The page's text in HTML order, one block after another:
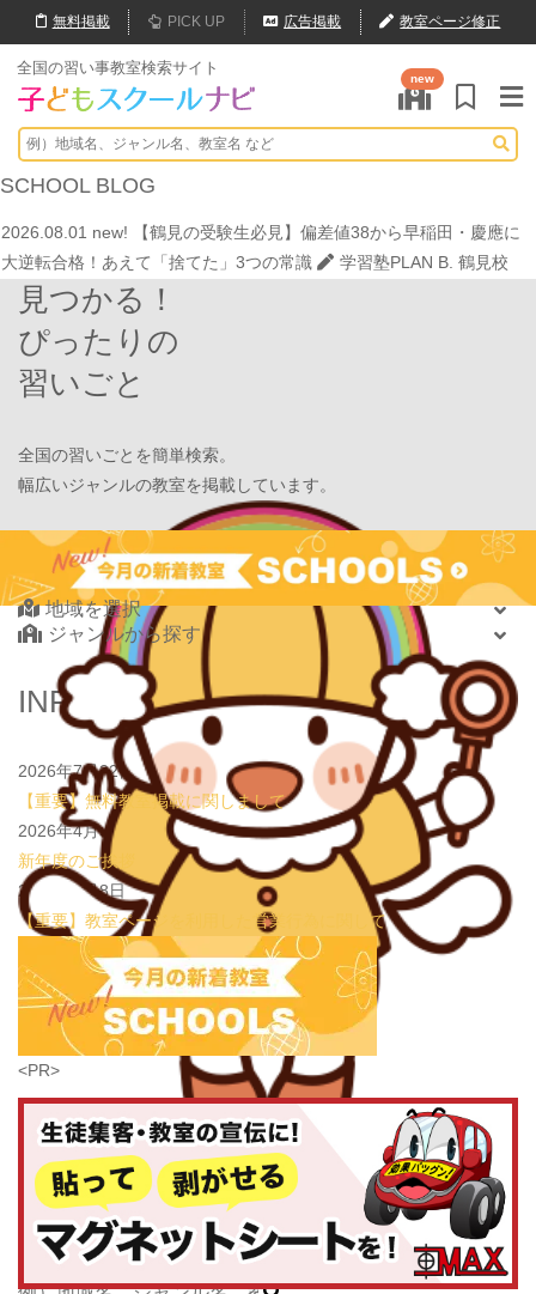
無料掲載 PICK UP 広告掲載 教室ページ修正
全国の習い事教室検索サイト
new
SCHOOL BLOG
2026.07.20 【オンライン開催】夏休みの作文・日記お助け講座
表
現教室そうぞう
2026.08.01 new!
【鶴見の受験生必見】偏差値38から早稲田・慶應に
大逆転合格！あえて「捨てた」3つの常識
学習塾PLAN B. 鶴見校
2026.08.01 new! 心を育てる時間は今！1歳2歳
2026.07.29
new! 【第24回ファミリードーム杯小学生軟式野球大会】
JPCスポーツ教室 山形店
2026.07.22 情操教育ってつまり何？
現教室そうぞう
2026.08.01 new! 8月末開催【東京三鷹】光る衣装づくり＆ゾンビダン
スでハロウィンを楽しもう👻
表現教室そうぞう
2026.08.01
new!
【鶴見の受験生必見】偏差値38から早稲田・慶應に
大逆転合格！あえて「捨てた」3つの常識
学習塾PLAN B. 鶴見校
2026.08.01 new! 心を育てる時間は今！1歳2歳
いのまた音楽教室
2026.07.29 new! 【第24回ファミリードーム杯小学生軟式野球大会】
JPCスポーツ教室 山形店
2026.07.22
情操教育ってつまり何？
いのまた音楽教室
2026.07.20 【オンライン開催】夏休みの作文・日記お助け講座
表
現教室そうぞう
見つかる！
ぴったりの
習いごと
全国の習いごとを簡単検索。
幅広いジャンルの教室を掲載しています。
子どもスクールナビ
公式キャラクター
掲載教室数173,463件
ジャンル数135件
6/24現在
Find Your School
地域を選択
北海道・東北
北海道
岩手県
宮城県
秋田県
山形県
福島県
関東
栃木県
群馬県
埼玉県
千葉県
東京都
神奈川県
中部
新潟県
富山県
石川県
福井県
ジャンルから探す
学習教室(5437)
INFORMATION
2026年7月22日
【重要】無料教室掲載に関しまして
2026年4月3日
新年度のご挨拶
2026年1月8日
【重要】教室ページを利用した営業行為に関して
<PR>